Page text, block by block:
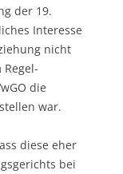
der 19.
Interesse
nicht
die
war.
diese eher
bei